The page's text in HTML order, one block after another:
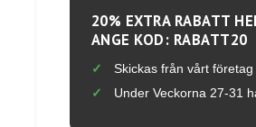
20% EXTRA RABATT
ANGE KOD: RABATT20
Skickas från vårt
Under Veckorna 27-31